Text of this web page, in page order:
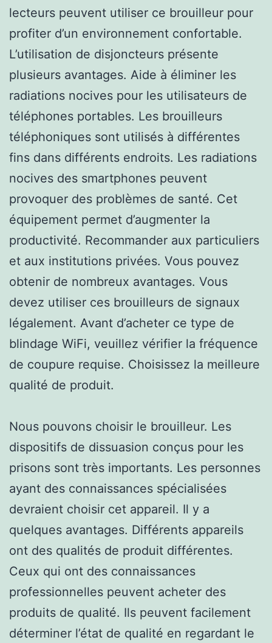
lecteurs peuvent utiliser ce brouilleur pour
profiter d’un environnement confortable.
L’utilisation de disjoncteurs présente
plusieurs avantages. Aide à éliminer les
radiations nocives pour les utilisateurs de
téléphones portables. Les brouilleurs
téléphoniques sont utilisés à différentes
fins dans différents endroits. Les radiations
nocives des smartphones peuvent
provoquer des problèmes de santé. Cet
équipement permet d’augmenter la
productivité. Recommander aux particuliers
et aux institutions privées. Vous pouvez
obtenir de nombreux avantages. Vous
devez utiliser ces brouilleurs de signaux
légalement. Avant d’acheter ce type de
blindage WiFi, veuillez vérifier la fréquence
de coupure requise. Choisissez la meilleure
qualité de produit.
Nous pouvons choisir le brouilleur. Les
dispositifs de dissuasion conçus pour les
prisons sont très importants. Les personnes
ayant des connaissances spécialisées
devraient choisir cet appareil. Il y a
quelques avantages. Différents appareils
ont des qualités de produit différentes.
Ceux qui ont des connaissances
professionnelles peuvent acheter des
produits de qualité. Ils peuvent facilement
déterminer l’état de qualité en regardant le